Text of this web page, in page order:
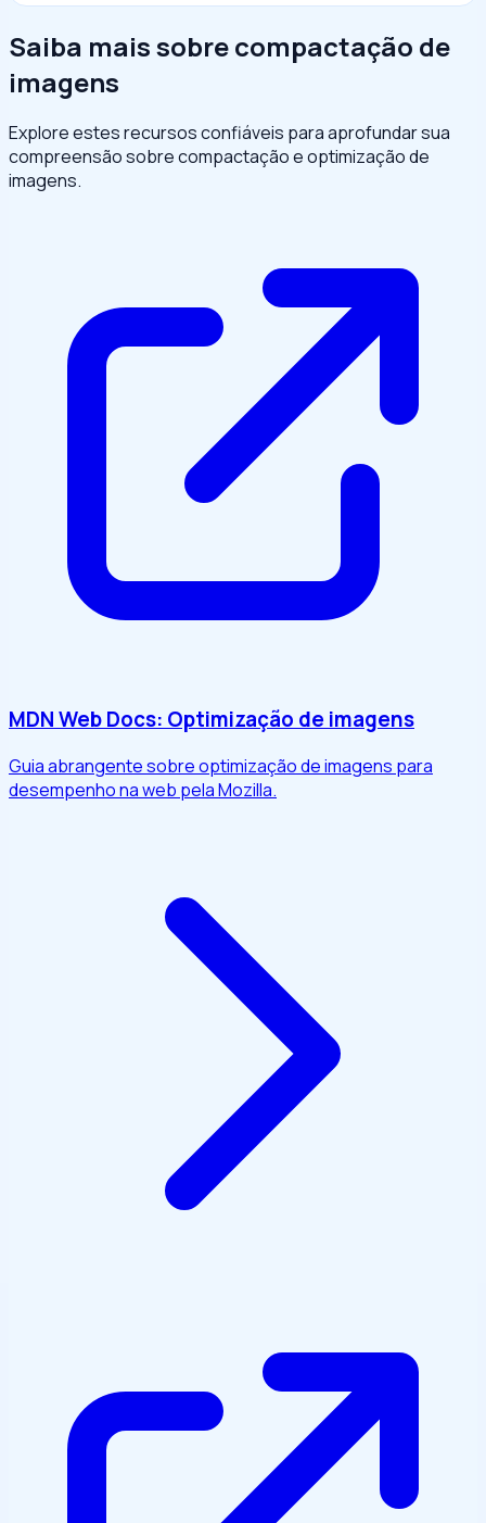
Saiba mais sobre compactação de
imagens
Explore estes recursos confiáveis para aprofundar sua
compreensão sobre compactação e optimização de
imagens.
MDN Web Docs: Optimização de imagens
Guia abrangente sobre optimização de imagens para
desempenho na web pela Mozilla.